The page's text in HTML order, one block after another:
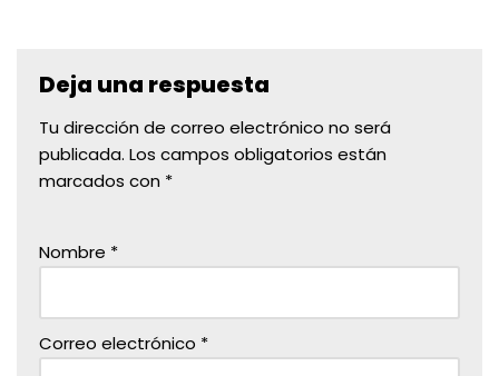
Deja una respuesta
Tu dirección de correo electrónico no será
publicada. Los campos obligatorios están
marcados con *
Nombre *
Correo electrónico *